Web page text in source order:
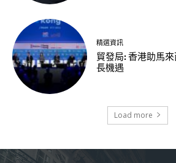
精選資訊
貿發局: 香港助馬
長機遇
Load more